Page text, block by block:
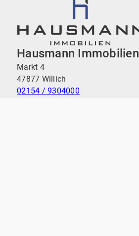
Hausmann Immobilien
Markt 4
47877 Willich
02154 / 9304000